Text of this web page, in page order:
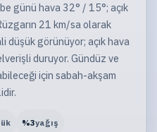
günü hava 32° / 15°; açık
21 km/sa olarak
düşük görünüyor; açık hava
duruyor. Gündüz ve
için sabah-akşam
%3yağış